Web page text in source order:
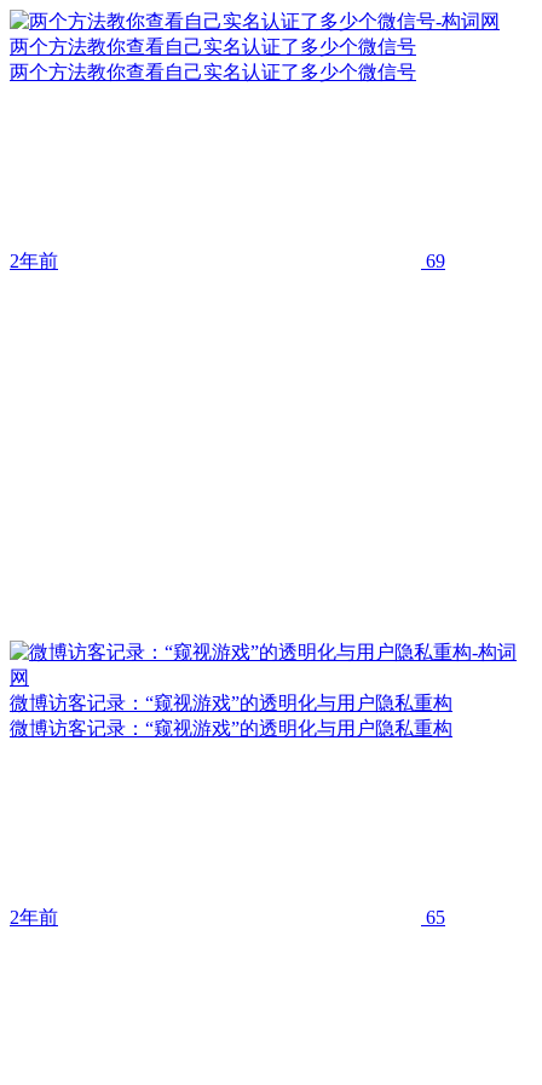
两个方法教你查看自己实名认证了多少个微信号
两个方法教你查看自己实名认证了多少个微信号
2年前 69
微博访客记录：“窥视游戏”的透明化与用户隐私重构
微博访客记录：“窥视游戏”的透明化与用户隐私重构
2年前 65